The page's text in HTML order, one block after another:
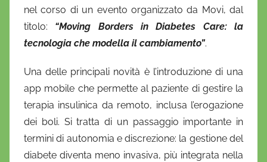
nel corso di un evento organizzato da Movi, dal
titolo: “Moving Borders in Diabetes Care: la
tecnologia che modella il cambiamento”.
Una delle principali novità è l’introduzione di una
app mobile che permette al paziente di gestire la
terapia insulinica da remoto, inclusa l’erogazione
dei boli. Si tratta di un passaggio importante in
termini di autonomia e discrezione: la gestione del
diabete diventa meno invasiva, più integrata nella